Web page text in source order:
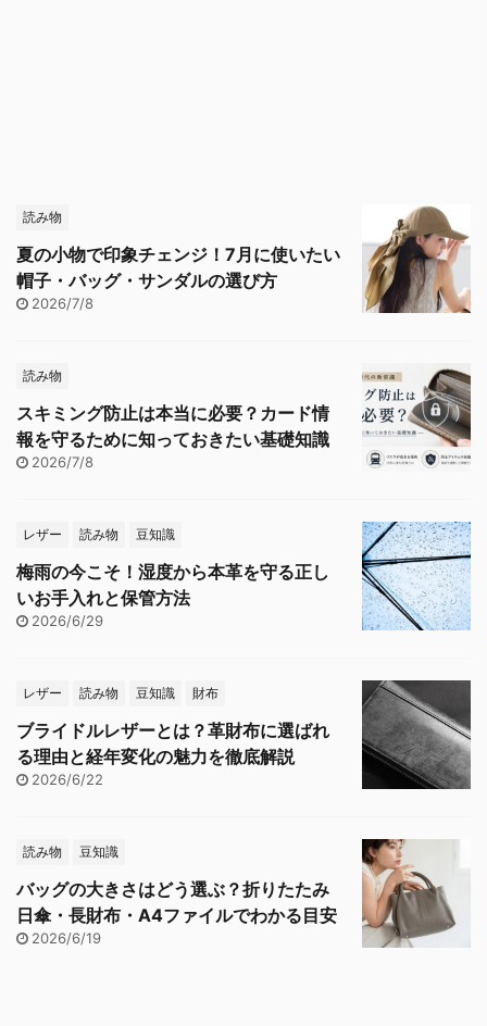
読み物
夏の小物で印象チェンジ！7月に使いたい
帽子・バッグ・サンダルの選び方
2026/7/8
読み物
スキミング防止は本当に必要？カード情
報を守るために知っておきたい基礎知識
2026/7/8
レザー 読み物 豆知識
梅雨の今こそ！湿度から本革を守る正し
いお手入れと保管方法
2026/6/29
レザー 読み物 豆知識 財布
ブライドルレザーとは？革財布に選ばれ
る理由と経年変化の魅力を徹底解説
2026/6/22
読み物 豆知識
バッグの大きさはどう選ぶ？折りたたみ
日傘・長財布・A4ファイルでわかる目安
2026/6/19